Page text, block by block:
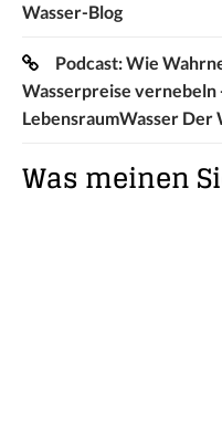
Wasser-Blog
Podcast: Wie
Wasserpreise vernebeln
LebensraumWasser Der
Was meinen